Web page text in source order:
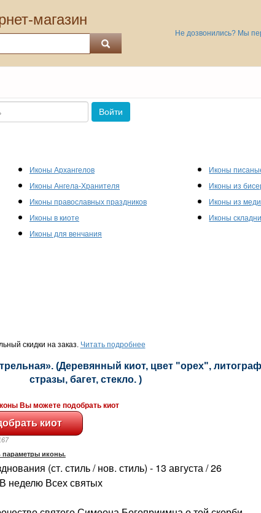
магазин
Не дозвонились? Мы
Войти
Иконы Архангелов
Иконы Ангела-Хранителя
Иконы православных праздников
Иконы в киоте
Иконы для венчания
Иконы
Иконы из
Иконы из меди
Иконы складни
скидки на заказ. Читать подробнее
(Деревянный киот, цвет "орех",
стразы, багет, стекло. )
Вы можете подобрать киот
параметры иконы.
(ст. стиль / нов. стиль) - 13 августа / 26
неделю Всех святых